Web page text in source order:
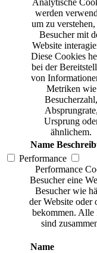
Analytische
werden
um zu
Besucher mit
Website
Diese Cookies
bei der
von
Metriken wie
Besucherzahl,
Absprungrate,
Ursprung
ähnlichem.
Name
Performance
Performance
Besucher eine
Besucher wie
der Website oder
bekommen. Alle
sind
Name